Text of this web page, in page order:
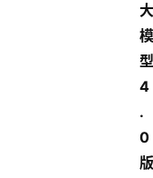
大
模
型
4
.
0
版